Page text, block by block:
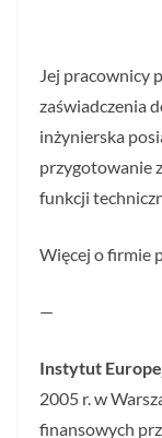
Jej pracownicy
zaświadczenia
inżynierska
przygotowanie
funkcji
Więcej o firmie
—
Instytut
2005 r. w
finansowych